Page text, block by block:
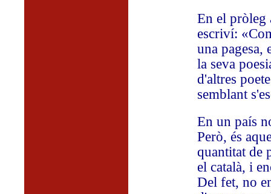
En el pròleg
escriví:
una pagesa,
la seva
d'altres
semblant
En un país
Però, és
quantitat de
el català, i
Del fet, no